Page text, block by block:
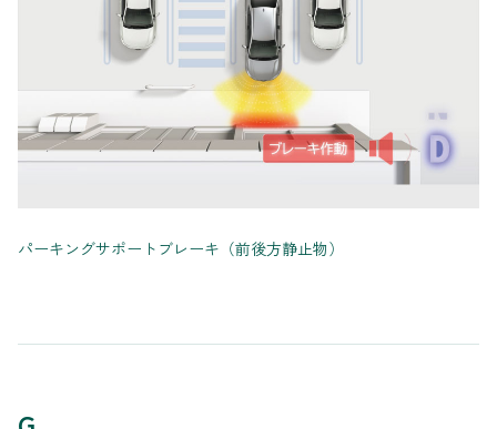
パーキングサポートブレーキ（前後方静止物）